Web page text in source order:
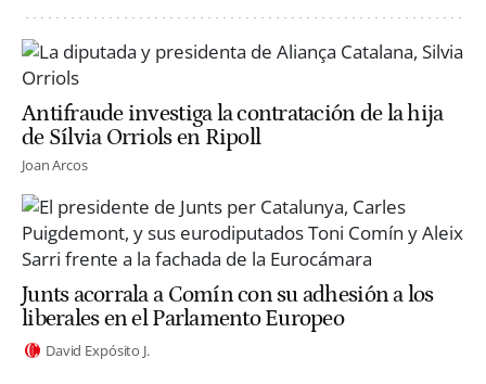
Antifraude investiga la contratación de la hija
de Sílvia Orriols en Ripoll
Joan Arcos
Junts acorrala a Comín con su adhesión a los
liberales en el Parlamento Europeo
David Expósito J.